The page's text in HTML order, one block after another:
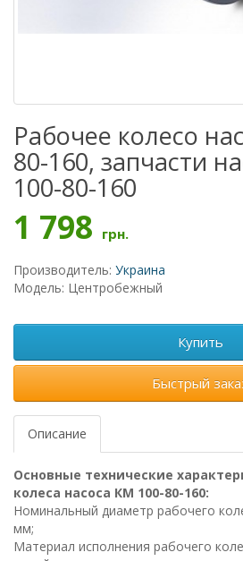
Рабочее колесо
80-160, запчасти
100-80-160
1 798 грн.
Производитель: Украина
Модель: Центробежный
Купить
Быстрый
Описание
Основные технические
колеса насоса КМ 100-80-160:
Номинальный диаметр рабочего
мм;
Материал исполнения рабочего